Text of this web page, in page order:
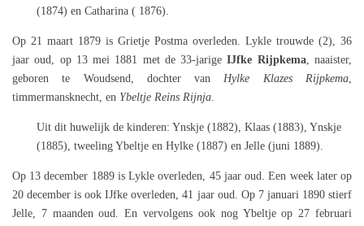
(1874) en Catharina ( 1876).
Op 21 maart 1879 is Grietje Postma overleden. Lykle trouwde (2), 36
jaar oud, op 13 mei 1881 met de 33-jarige IJfke Rijpkema, naaister,
geboren te Woudsend, dochter van
Hylke Klazes Rijpkema,
timmermansknecht, en Ybeltje Reins Rijnja.
Uit dit huwelijk de kinderen: Ynskje (1882), Klaas (1883), Ynskje
(1885), tweeling Ybeltje en Hylke (1887) en Jelle (juni 1889).
Op 13 december 1889 is Lykle overleden, 45 jaar oud. Een week later op
20 december is ook IJfke overleden, 41 jaar oud. Op 7 januari 1890 stierf
Jelle, 7 maanden oud. En vervolgens ook nog Ybeltje op 27 februari